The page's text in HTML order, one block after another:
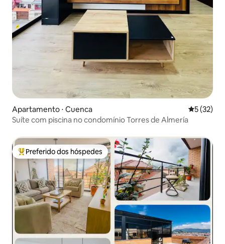
Apartamento ⋅ Cuenca 5 de uma
5 (32)
Suíte com piscina no condomínio Torres de Almería
Entre os melhores preferidos dos hóspedes
Preferido dos hóspedes